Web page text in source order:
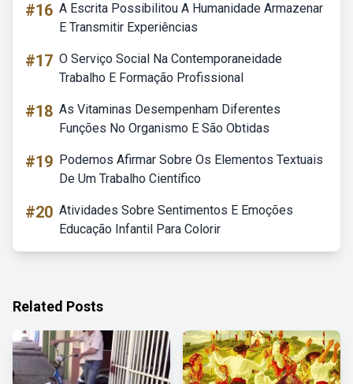
#16 A Escrita Possibilitou A Humanidade Armazenar
E Transmitir Experiências
#17 O Serviço Social Na Contemporaneidade
Trabalho E Formação Profissional
#18 As Vitaminas Desempenham Diferentes
Funções No Organismo E São Obtidas
#19 Podemos Afirmar Sobre Os Elementos Textuais
De Um Trabalho Científico
#20 Atividades Sobre Sentimentos E Emoções
Educação Infantil Para Colorir
Related Posts